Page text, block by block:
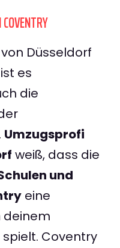
Düsseldorf
es
die
Umzugsprofi
weiß, dass die
und
eine
deinem
Coventry